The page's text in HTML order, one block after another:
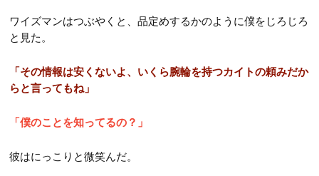
ワイズマンはつぶやくと、品定めするかのように僕をじろじろ
と見た。
「その情報は安くないよ、いくら腕輪を持つカイトの頼みだか
らと言ってもね」
「僕のことを知ってるの？」
彼はにっこりと微笑んだ。